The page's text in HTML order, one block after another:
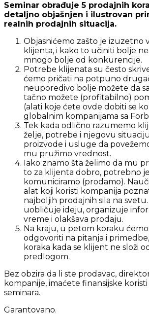
Seminar obrađuje 5 prodajnih
detaljno objašnjen i ilustrovan
realnih prodajnih situacija.
Objasnićemo zašto je izuzetno
klijenta, i kako to učiniti bolje
mnogo bolje od konkurencije.
Potrebe klijenata su često
ćemo pričati na potpuno
neuporedivo bolje možete da
tačno možete (profitabilno)
(alati koje ćete ovde dobiti se
globalnim kompanijama sa
Tek kada odlično razumemo
želje, potrebe i njegovu
proizvode i usluge da
mu pružimo vrednost.
Iako znamo šta želimo da mu
to za klijenta dobro, potrebno
komuniciramo (prodamo).
alat koji koristi kompanija
najboljih prodajnih sila na
uobličuje ideju, organizuje
vreme i olakšava prodaju.
Na kraju, u petom koraku
odgovoriti na pitanja i
koraka kada se klijent ne složi
predlogom.
Bez obzira da li ste prodavac,
kompanije, imaćete finansijske
seminara.
Garantovano.